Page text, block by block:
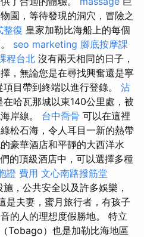
園，等待發現的洞穴，冒險之
整復 皇家加勒比海船上的每個
seo marketing 腳底按摩課
程台北 沒有兩天相同的日子，
，無論您是在尋找興奮還是寧
目帶到終端以進行登錄。 沾
哈瓦那城以東140公里處，被
岸線。 台中喬骨 可以在這裡
松石海，令人耳目一新的熱帶
豪華酒店和平靜的大西洋水
的頂級酒店中，可以選擇多種
證 費用 文心南路撥筋堂
，公共安全以及許多娛樂，
是夫妻，蜜月旅行者，有孩子
的人的理想度假勝地。 特立
Tobago）也是加勒比海地區